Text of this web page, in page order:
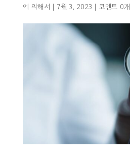
에 의해서 | 7월 3, 2023 | 코멘트 0개